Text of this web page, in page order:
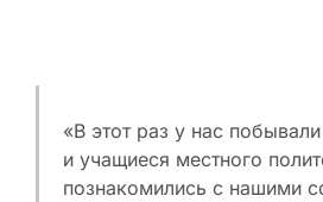
«В этот раз у нас
и учащиеся местного
познакомились с нашими